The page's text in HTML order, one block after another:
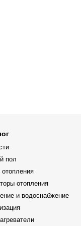
пол
отопления
отопления
и водоснабжение